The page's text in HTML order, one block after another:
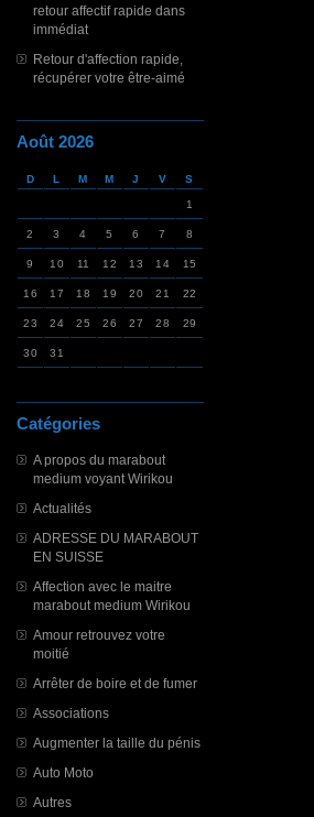
retour affectif rapide dans
immédiat
Retour d'affection rapide,
récupérer votre être-aimé
Août 2026
D L M M J V S
1
2 3 4 5 6 7 8
9 10 11 12 13 14 15
16 17 18 19 20 21 22
23 24 25 26 27 28 29
30 31
Catégories
A propos du marabout
medium voyant Wirikou
Actualités
ADRESSE DU MARABOUT
EN SUISSE
Affection avec le maitre
marabout medium Wirikou
Amour retrouvez votre
moitié
Arrêter de boire et de fumer
Associations
Augmenter la taille du pénis
Auto Moto
Autres